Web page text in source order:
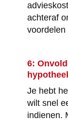
achteraf
voordelen
6:
Je hebt
wilt snel
indienen.